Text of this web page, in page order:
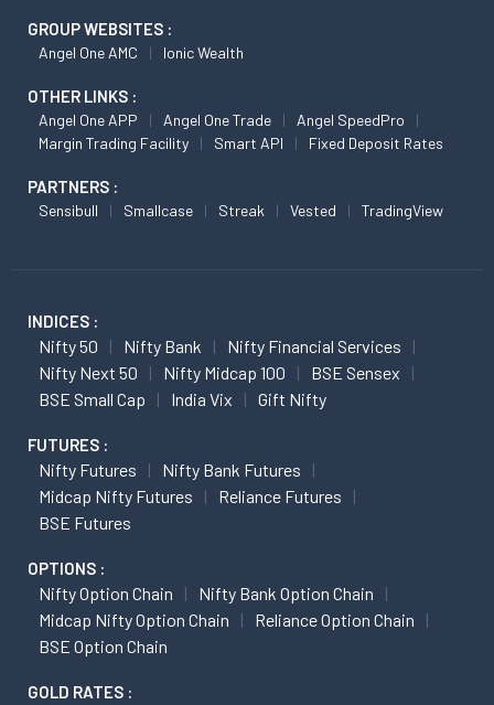
GROUP WEBSITES :
Angel One AMC Ionic Wealth
OTHER LINKS :
Angel One APP Angel One Trade
Angel SpeedPro
Margin Trading Facility
Smart API Fixed Deposit Rates
PARTNERS :
Sensibull Smallcase Streak Vested TradingView
INDICES :
Nifty 50 Nifty Bank
Nifty Financial Services
Nifty Next 50
Nifty Midcap 100
BSE Sensex
BSE Small Cap
India Vix Gift Nifty
FUTURES :
Nifty Futures
Nifty Bank Futures
Midcap Nifty Futures
Reliance Futures
BSE Futures
OPTIONS :
Nifty Option Chain
Nifty Bank Option Chain
Midcap Nifty Option Chain
Reliance Option Chain
BSE Option Chain
GOLD RATES :